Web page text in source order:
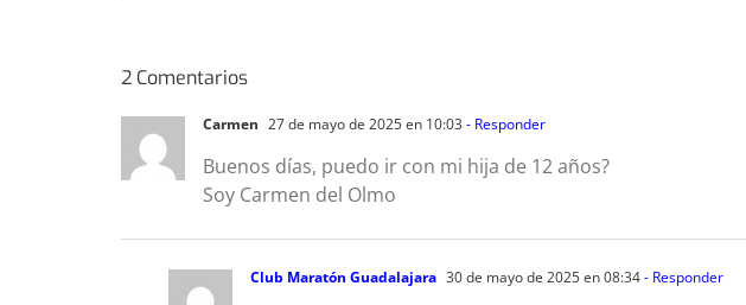
2 Comentarios
Carmen 27 de mayo de 2025 en 10:03- Responder
Buenos días, puedo ir con mi hija de 12 años?
Soy Carmen del Olmo
Club Maratón Guadalajara 30 de mayo de 2025 en 08:34- Responder